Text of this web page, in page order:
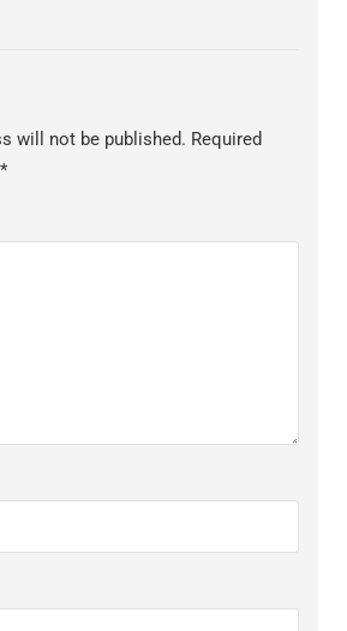
will not be published. Required
*